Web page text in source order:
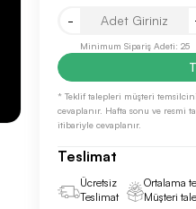
-
Minimum Sipariş Adeti: 25
* Teklif talepleri müşteri
cevaplanır. Hafta sonu ve
itibariyle cevaplanır.
Teslimat
Ücretsiz
Teslimat
Ortalama
Müşteri